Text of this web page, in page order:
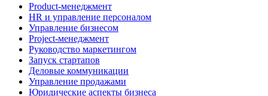
Product-менеджмент
HR и управление персоналом
Управление бизнесом
Project-менеджмент
Руководство маркетингом
Запуск стартапов
Деловые коммуникации
Управление продажами
Юридические аспекты бизнеса